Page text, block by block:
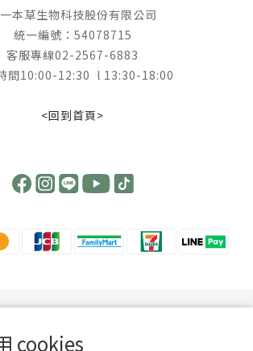
cookies
本草生物科技股份有限公司
統一編號：54078715
客服專線02-2567-6883
間10:00-12:30 l 13:30-18:00
<回到首頁>
簡訊方式通知變更付款方式，也不會以訂單內容有誤或任